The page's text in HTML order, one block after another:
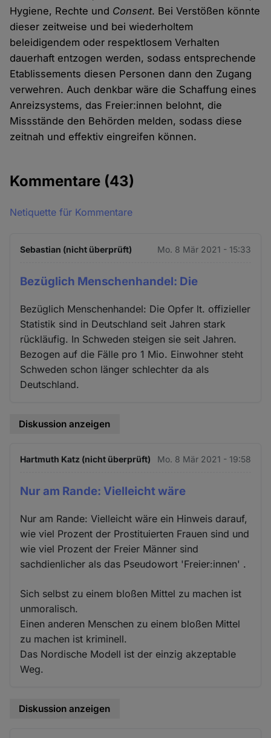
Hygiene, Rechte und Consent. Bei Verstößen könnte
dieser zeitweise und bei wiederholtem
beleidigendem oder respektlosem Verhalten
dauerhaft entzogen werden, sodass entsprechende
Etablissements diesen Personen dann den Zugang
verwehren. Auch denkbar wäre die Schaffung eines
Anreizsystems, das Freier:innen belohnt, die
Missstände den Behörden melden, sodass diese
zeitnah und effektiv eingreifen können.
Kommentare (43)
Netiquette für Kommentare
Sebastian (nicht überprüft) Mo. 8 Mär 2021 - 15:33
Bezüglich Menschenhandel: Die
Bezüglich Menschenhandel: Die Opfer lt. offizieller
Statistik sind in Deutschland seit Jahren stark
rückläufig. In Schweden steigen sie seit Jahren.
Bezogen auf die Fälle pro 1 Mio. Einwohner steht
Schweden schon länger schlechter da als
Deutschland.
Diskussion anzeigen
Hartmuth Katz (nicht überprüft) Mo. 8 Mär 2021 - 19:58
Nur am Rande: Vielleicht wäre
Nur am Rande: Vielleicht wäre ein Hinweis darauf,
wie viel Prozent der Prostituierten Frauen sind und
wie viel Prozent der Freier Männer sind
sachdienlicher als das Pseudowort 'Freier:innen' .
Sich selbst zu einem bloßen Mittel zu machen ist
unmoralisch.
Einen anderen Menschen zu einem bloßen Mittel
zu machen ist kriminell.
Das Nordische Modell ist der einzig akzeptable
Weg.
Diskussion anzeigen